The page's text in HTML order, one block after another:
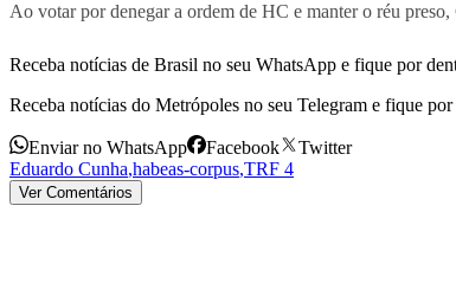
Ao votar por denegar a ordem de HC e manter o réu
Receba notícias de Brasil no seu WhatsApp e fique por
Receba notícias do Metrópoles no seu Telegram e fique
Enviar no WhatsApp Facebook
Twitter
Eduardo Cunha,habeas-corpus,TRF 4
Ver Comentários